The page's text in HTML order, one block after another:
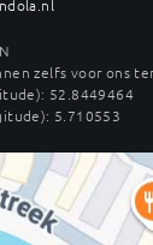
zelfs voor ons
52.8449464
5.710553